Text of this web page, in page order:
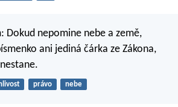
Dokud nepomine nebe a země,
ani jediná čárka ze Zákona,
právo nebe